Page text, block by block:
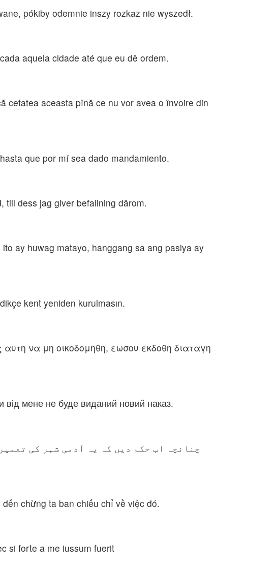
pókiby odemnie inszy rozkaz nie wyszedł.
aquela cidade até que eu dê ordem.
cetatea aceasta pînă ce nu vor avea o învoire din
que por mí sea dado mandamiento.
till dess jag giver befallning därom.
ay huwag matayo, hanggang sa ang pasiya ay
kent yeniden kurulmasın.
να μη οικοδομηθη, εωσου εκδοθη διαταγη
мене не буде виданий новий наказ.
چنانچہ اب حکم دیں کہ یہ آدمی شہر کی
chừng ta ban chiếu chỉ về việc đó.
si forte a me iussum fuerit